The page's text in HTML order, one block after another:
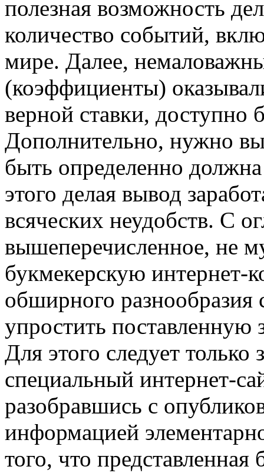
полезная возможность
количество событий,
мире. Далее,
(коэффициенты)
верной ставки, доступно
Дополнительно, нужно
быть определенно
этого делая вывод
всяческих неудобств. С
вышеперечисленное, не
букмекерскую интернет-
обширного
упростить поставленную
Для этого следует
специальный интернет-
разобравшись с
информацией
того, что представленная